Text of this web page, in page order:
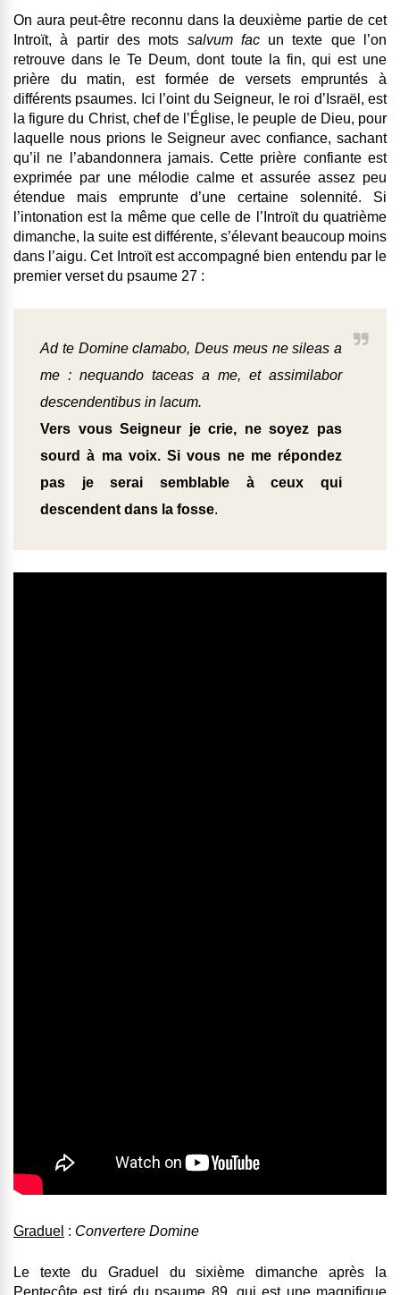
On aura peut-être reconnu dans la deuxième partie de cet
Introït, à partir des mots salvum facun texte que l’on
retrouve dans le Te Deum, dont toute la fin, qui est une
prière du matin, est formée de versets empruntés à
différents psaumes. Ici l’oint du Seigneur, le roi d’Israël, est
la figure du Christ, chef de l’Église, le peuple de Dieu, pour
laquelle nous prions le Seigneur avec confiance, sachant
qu’il ne l’abandonnera jamais. Cette prière confiante est
exprimée par une mélodie calme et assurée assez peu
étendue mais emprunte d’une certaine solennité. Si
l’intonation est la même que celle de l’Introït du quatrième
dimanche, la suite est différente, s’élevant beaucoup moins
dans l’aigu. Cet Introït est accompagné bien entendu par le
premier verset du psaume 27 :
Ad te Domine clamabo, Deus meus ne sileas a
me : nequando taceas a me, et assimilabor
descendentibus in lacum.
Vers vous Seigneur je crie, ne soyez pas
sourd à ma voix. Si vous ne me répondez
pas je serai semblable à ceux qui
descendent dans la fosse.
Graduel : Convertere Domine
Le texte du Graduel du sixième dimanche après la
Pentecôte est tiré du psaume 89, qui est une magnifique